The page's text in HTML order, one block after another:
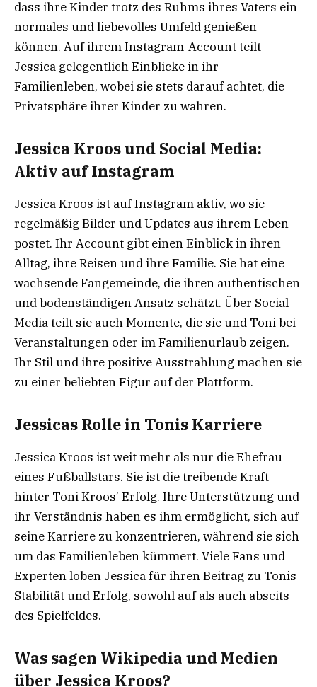
dass ihre Kinder trotz des Ruhms ihres Vaters ein
normales und liebevolles Umfeld genießen
können. Auf ihrem Instagram-Account teilt
Jessica gelegentlich Einblicke in ihr
Familienleben, wobei sie stets darauf achtet, die
Privatsphäre ihrer Kinder zu wahren.
Jessica Kroos und Social Media:
Aktiv auf Instagram
Jessica Kroos ist auf Instagram aktiv, wo sie
regelmäßig Bilder und Updates aus ihrem Leben
postet. Ihr Account gibt einen Einblick in ihren
Alltag, ihre Reisen und ihre Familie. Sie hat eine
wachsende Fangemeinde, die ihren authentischen
und bodenständigen Ansatz schätzt. Über Social
Media teilt sie auch Momente, die sie und Toni bei
Veranstaltungen oder im Familienurlaub zeigen.
Ihr Stil und ihre positive Ausstrahlung machen sie
zu einer beliebten Figur auf der Plattform.
Jessicas Rolle in Tonis Karriere
Jessica Kroos ist weit mehr als nur die Ehefrau
eines Fußballstars. Sie ist die treibende Kraft
hinter Toni Kroos’ Erfolg. Ihre Unterstützung und
ihr Verständnis haben es ihm ermöglicht, sich auf
seine Karriere zu konzentrieren, während sie sich
um das Familienleben kümmert. Viele Fans und
Experten loben Jessica für ihren Beitrag zu Tonis
Stabilität und Erfolg, sowohl auf als auch abseits
des Spielfeldes.
Was sagen Wikipedia und Medien
über Jessica Kroos?